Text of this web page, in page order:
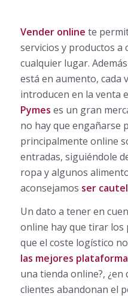
Vender online te
servicios y productos a
cualquier lugar.
está en aumento, cada
introducen en la venta
Pymes es un gran
no hay que engañarse
principalmente online
entradas, siguiéndole
ropa y algunos
aconsejamos ser
Un dato a tener en
online hay que tirar los
que el coste logístico
las mejores
una tienda online?, ¿en
clientes abandonan el